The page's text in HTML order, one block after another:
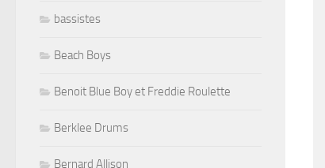
bassistes
Beach Boys
Benoit Blue Boy et Freddie Roulette
Berklee Drums
Bernard Allison